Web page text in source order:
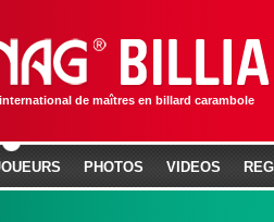
de maîtres en billard carambole
PHOTOS VIDEOS